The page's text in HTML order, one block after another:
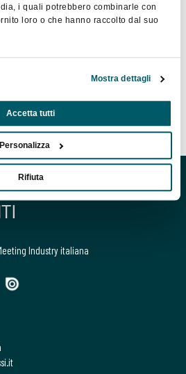
i quali potrebbero combinarle con
loro o che hanno raccolto dal suo
Mostra dettagli
Accetta tutti
Personalizza
Rifiuta
Industry italiana